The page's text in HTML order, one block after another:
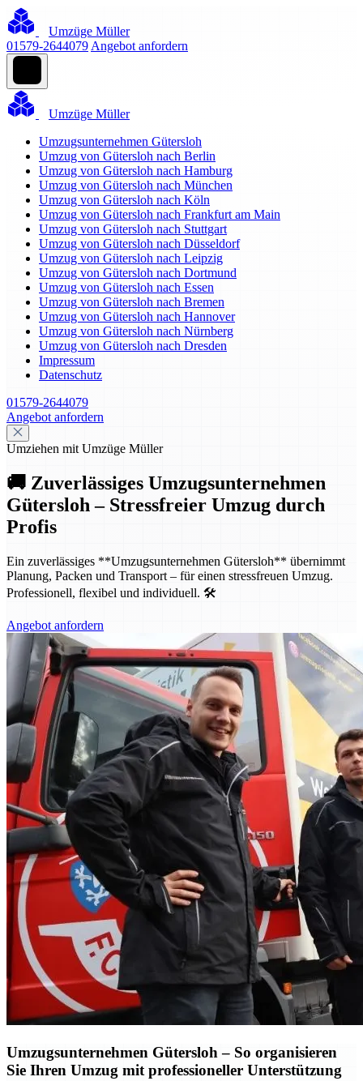
Umzüge Müller
01579-2644079 Angebot anfordern
Umzüge Müller
Umzugsunternehmen Gütersloh
Umzug von Gütersloh nach Berlin
Umzug von Gütersloh nach Hamburg
Umzug von Gütersloh nach München
Umzug von Gütersloh nach Köln
Umzug von Gütersloh nach Frankfurt am Main
Umzug von Gütersloh nach Stuttgart
Umzug von Gütersloh nach Düsseldorf
Umzug von Gütersloh nach Leipzig
Umzug von Gütersloh nach Dortmund
Umzug von Gütersloh nach Essen
Umzug von Gütersloh nach Bremen
Umzug von Gütersloh nach Hannover
Umzug von Gütersloh nach Nürnberg
Umzug von Gütersloh nach Dresden
Impressum
Datenschutz
01579-2644079
Angebot anfordern
Umziehen mit Umzüge Müller
🚚 Zuverlässiges Umzugsunternehmen
Gütersloh – Stressfreier Umzug durch
Profis
Ein zuverlässiges **Umzugsunternehmen Gütersloh** übernimmt
Planung, Packen und Transport – für einen stressfreuen Umzug.
Professionell, flexibel und individuell. 🛠️
Angebot anfordern
Umzugsunternehmen Gütersloh – So organisieren
Sie Ihren Umzug mit professioneller Unterstützung